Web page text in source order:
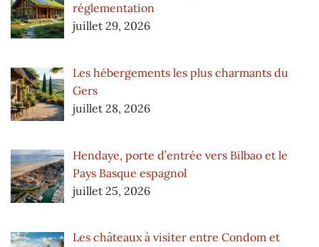
réglementation
juillet 29, 2026
Les hébergements les plus charmants du
Gers
juillet 28, 2026
Hendaye, porte d’entrée vers Bilbao et le
Pays Basque espagnol
juillet 25, 2026
Les châteaux à visiter entre Condom et